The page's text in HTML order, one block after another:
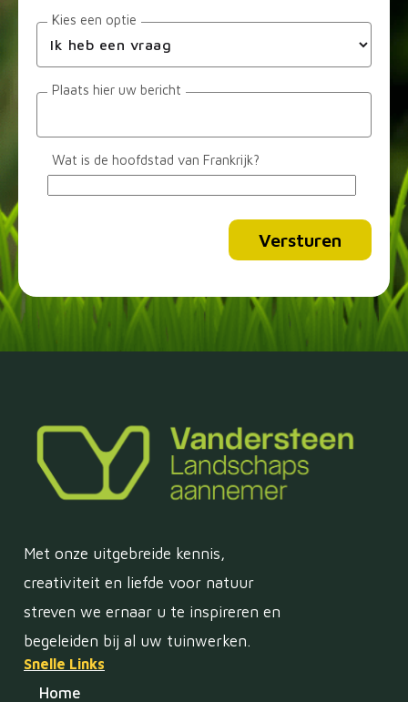
Kies een optie
Plaats hier uw bericht
Wat is de hoofdstad van Frankrijk?
Met onze uitgebreide kennis,
creativiteit en liefde voor natuur
streven we ernaar u te inspireren en
begeleiden bij al uw tuinwerken.
Snelle Links
Home